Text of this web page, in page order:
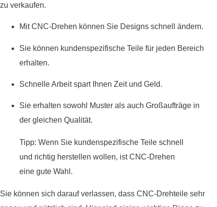
zu verkaufen.
Mit CNC-Drehen können Sie Designs schnell ändern.
Sie können kundenspezifische Teile für jeden Bereich
erhalten.
Schnelle Arbeit spart Ihnen Zeit und Geld.
Sie erhalten sowohl Muster als auch Großaufträge in
der gleichen Qualität.
Tipp: Wenn Sie kundenspezifische Teile schnell
und richtig herstellen wollen, ist CNC-Drehen
eine gute Wahl.
Sie können sich darauf verlassen, dass CNC-Drehteile sehr